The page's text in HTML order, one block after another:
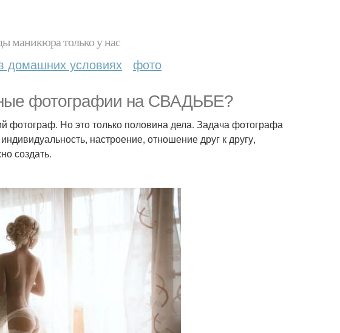
маникюра только у нас
домашних условиях фото
фотографии на СВАДЬБЕ?
Но это только половина дела. Задача фотографа
настроение, отношение друг к другу,
создать.